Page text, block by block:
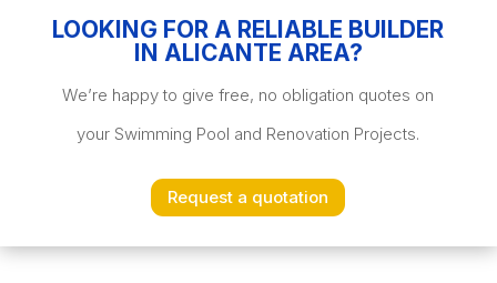
LOOKING FOR A RELIABLE BUILDER
IN ALICANTE AREA?
We’re happy to give free, no obligation quotes on
your Swimming Pool and Renovation Projects.
Request a quotation